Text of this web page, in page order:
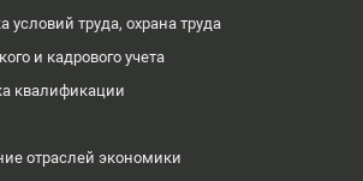
условий труда, охрана труда
и кадрового учета
квалификации
отраслей экономики